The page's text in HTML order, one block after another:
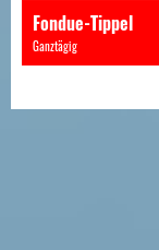
Fondue-Tippel
Ganztägig